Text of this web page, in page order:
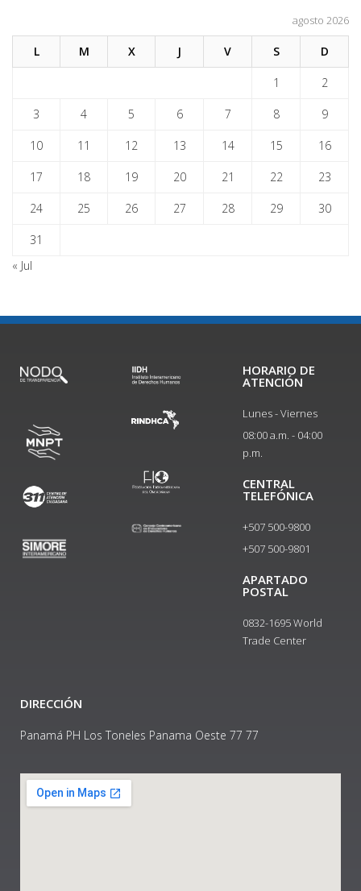
agosto 2026
L M X J V S D
1 2
3 4 5 6 7 8 9
10 11 12 13 14 15 16
17 18 19 20 21 22 23
24 25 26 27 28 29 30
31
« Jul
HORARIO DE
ATENCIÓN
Lunes - Viernes
08:00 a.m. - 04:00
p.m.
CENTRAL
TELEFÓNICA
+507 500-9800
+507 500-9801​
APARTADO
POSTAL
0832-1695 World
Trade Center
DIRECCIÓN
Panamá PH Los Toneles Panama Oeste 77 77